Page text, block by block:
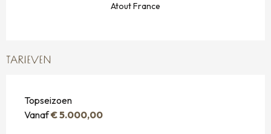
Atout France
TARIEVEN
Topseizoen
Vanaf€ 5.000,00